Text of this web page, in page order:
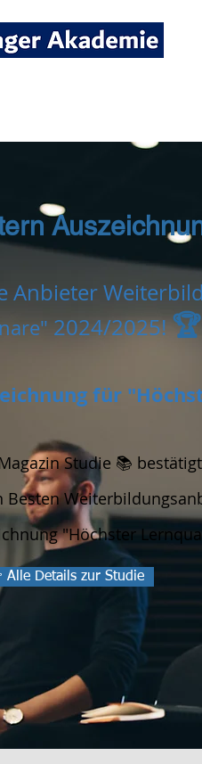
Anbieter
2024/2025!🏆
für
Studie 📚
Besten
"Höchster
Alle Details zur Studie